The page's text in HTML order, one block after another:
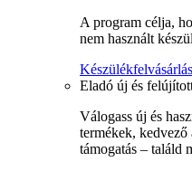
A program célja,
nem használt
Készülékfelvásárlás
Eladó új és
Válogass új és
termékek, kedvező
támogatás – találd